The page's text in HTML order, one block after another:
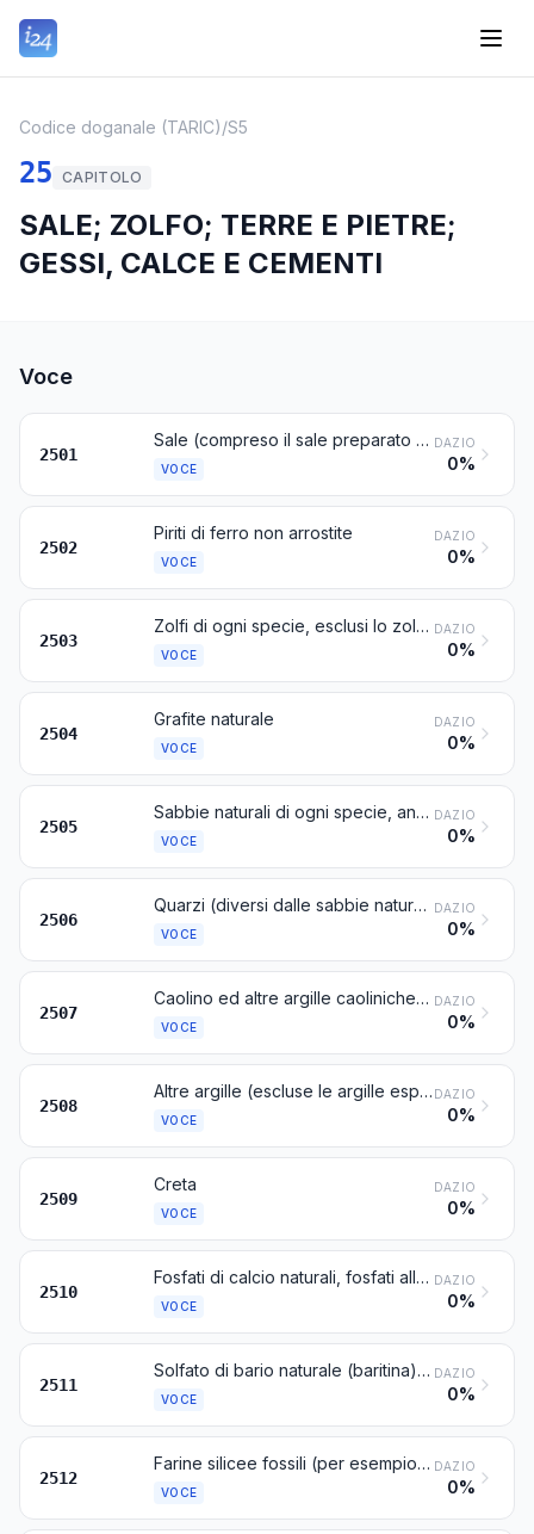
Codice doganale (TARIC)/S5
25 CAPITOLO
SALE; ZOLFO; TERRE E PIETRE;
GESSI, CALCE E CEMENTI
Voce
2501
Sale (compreso il sale preparato da tavola ed il sale denaturato) e cloruro di sodio puro, anche in soluzione acquosa oppure addizionati di agenti agglomeranti o di agenti che assicurano una buona fluidità; acqua di mare
VOCE
DAZIO
0%
2502
Piriti di ferro non arrostite
VOCE
DAZIO
0%
2503
Zolfi di ogni specie, esclusi lo zolfo sublimato, lo zolfo precipitato e lo zolfo colloidale
VOCE
DAZIO
0%
2504
Grafite naturale
VOCE
DAZIO
0%
2505
Sabbie naturali di ogni specie, anche colorate, escluse le sabbie metallifere del capitolo 26
VOCE
DAZIO
0%
2506
Quarzi (diversi dalle sabbie naturali); quarziti, anche sgrossate o semplicemente segate o altrimenti tagliate, in blocchi o lastre, di forma quadrata o rettangolare
VOCE
DAZIO
0%
2507
Caolino ed altre argille caoliniche, anche calcinati
VOCE
DAZIO
0%
2508
Altre argille (escluse le argille espanse della voce 6806), andalusite, cianite, sillimanite, anche calcinate; mullite; terre di chamotte o di dinas
VOCE
DAZIO
0%
2509
Creta
VOCE
DAZIO
0%
2510
Fosfati di calcio naturali, fosfati allumino-calcici naturali e crete fosfatiche
VOCE
DAZIO
0%
2511
Solfato di bario naturale (baritina); carbonato di bario naturale (witherite), anche calcinato, escluso l'ossido di bario della voce 2816
VOCE
DAZIO
0%
2512
Farine silicee fossili (per esempio: kieselgur, tripolite, diatomite) ed altre terre silicee analoghe, con densità apparente non superiore ad 1, anche calcinate
VOCE
DAZIO
0%